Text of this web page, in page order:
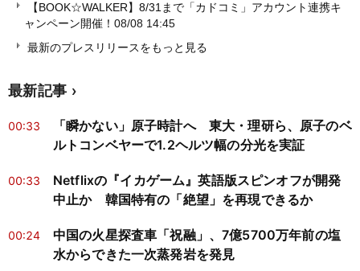
【BOOK☆WALKER】8/31まで「カドコミ」アカウント連携キ
ャンペーン開催！ 08/08 14:45
最新のプレスリリースをもっと見る
最新記事
00:33
「瞬かない」原子時計へ 東大・理研ら、原子のベ
ルトコンベヤーで1.2ヘルツ幅の分光を実証
00:33
Netflixの『イカゲーム』英語版スピンオフが開発
中止か 韓国特有の「絶望」を再現できるか
00:24
中国の火星探査車「祝融」、7億5700万年前の塩
水からできた一次蒸発岩を発見